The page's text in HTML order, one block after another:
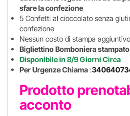
sfare la confezione
5 Confetti al cioccolato senza
confezione
Nessun costo di stampa aggiuntivo
Bigliettino Bomboniera
Disponibile in 8/9 Giorni Circa
Per Urgenze Chiama :
Prodotto
acconto